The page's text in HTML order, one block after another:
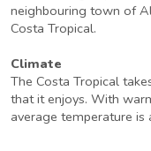
neighbouring town of
Costa Tropical.
Climate
The Costa Tropical
that it enjoys. With
average temperature is